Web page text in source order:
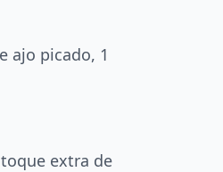
ajo picado, 1
extra de